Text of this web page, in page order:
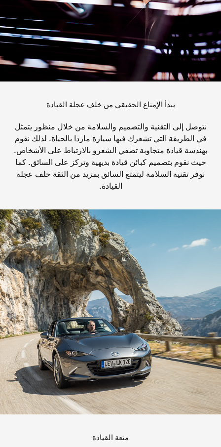
يبدأ الإمتاع الحقيقي من خلف عجلة القيادة
نتوصل إلى التقنية والتصميم والسلامة من خلال منظور يتمثل
في الطريقة التي تشعرك فيها سيارة مازدا بالحياة. لذلك نقوم
بهندسة قيادة متجاوبة تضفي الشعرو بالارتباط على الأشخاص.
حيث نقوم بتصميم كبائن قيادة بديهية وتركز على السائق. كما
نوفر تقنية السلامة ليتمتع السائق بمزيد من الثقة خلف عجلة
القيادة.
متعة القيادة